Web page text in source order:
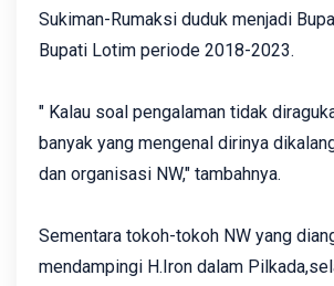
Sukiman-Rumaksi duduk menjadi
Bupati Lotim periode 2018-2023.
" Kalau soal pengalaman tidak
banyak yang mengenal dirinya
dan organisasi NW," tambahnya.
Sementara tokoh-tokoh NW yang
mendampingi H.Iron dalam